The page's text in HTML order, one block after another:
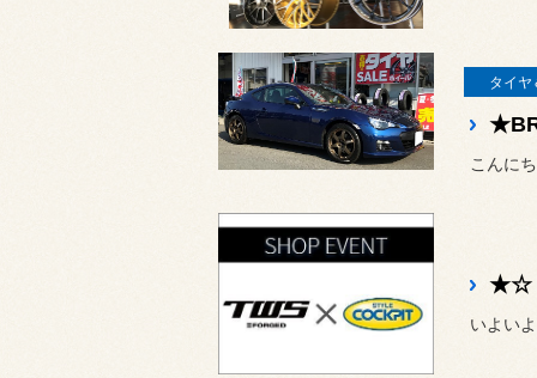
タイヤ
こんに